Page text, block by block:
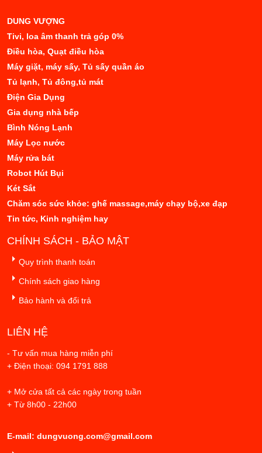
DUNG VƯỢNG
Tivi, loa âm thanh trả góp 0%
Điều hòa, Quạt điều hòa
Máy giặt, máy sấy, Tủ sấy quần áo
Tủ lạnh, Tủ đông,tủ mát
Điện Gia Dụng
Gia dụng nhà bếp
Bình Nóng Lạnh
Máy Lọc nước
Máy rửa bát
Robot Hút Bụi
Két Sắt
Chăm sóc sức khỏe: ghế massage,máy chạy bộ,xe đạp
Tin tức, Kinh nghiệm hay
CHÍNH SÁCH - BẢO MẬT
Quy trình thanh toán
Chính sách giao hàng
Bảo hành và đổi trả
LIÊN HỆ
- Tư vấn mua hàng miễn phí
+ Điện thoại: 094 1791 888
+ Mở cửa tất cả các ngày trong tuần
+ Từ 8h00 - 22h00
E-mail: dungvuong.com@gmail.com